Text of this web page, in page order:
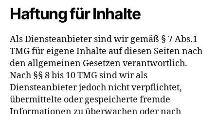
Haftung für Inhalte
Als Diensteanbieter sind wir gemäß § 7 Abs.1
TMG für eigene Inhalte auf diesen Seiten nach
den allgemeinen Gesetzen verantwortlich.
Nach §§ 8 bis 10 TMG sind wir als
Diensteanbieter jedoch nicht verpflichtet,
übermittelte oder gespeicherte fremde